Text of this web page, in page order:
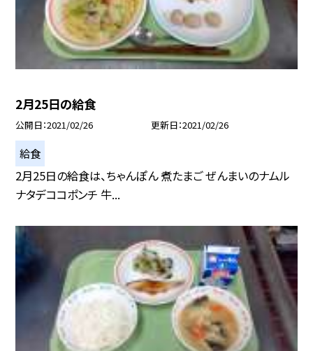
2月25日の給食
公開日 2021/02/26 更新日 2021/02/26
給食
2月25日の給食は、ちゃんぽん 煮たまご ぜんまいのナムル
ナタデココポンチ 牛...